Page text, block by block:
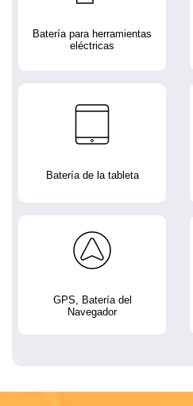
Batería para herramientas
eléctricas
Batería de la tableta
GPS, Batería del
Navegador